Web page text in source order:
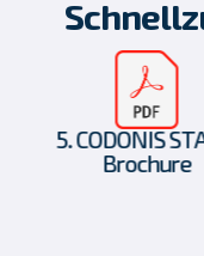
5. CODONIS
Brochure